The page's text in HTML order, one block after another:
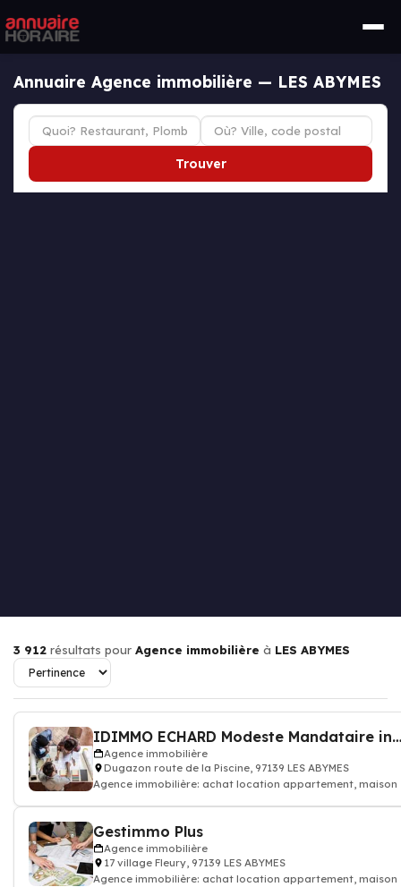
Annuaire Agence immobilière — LES ABYMES
Trouver
3 912 résultats pour Agence immobilière à LES ABYMES
IDIMMO ECHARD Modeste Mandataire indépendant
Agence immobilière
Dugazon route de la Piscine, 97139 LES ABYMES
Agence immobilière: achat location appartement, maison
Gestimmo Plus
Agence immobilière
17 village Fleury, 97139 LES ABYMES
Agence immobilière: achat location appartement, maison